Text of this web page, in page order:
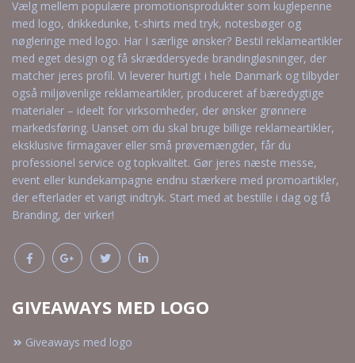
Vælg mellem populære promotionsprodukter som kuglepenne
med logo, drikkedunke, t-shirts med tryk, notesbøger og
nøgleringe med logo. Har I særlige ønsker? Bestil reklameartikler
med eget design og få skræddersyede brandingløsninger, der
matcher jeres profil. Vi leverer hurtigt i hele Danmark og tilbyder
også miljøvenlige reklameartikler, produceret af bæredygtige
materialer – ideelt for virksomheder, der ønsker grønnere
markedsføring. Uanset om du skal bruge billige reklameartikler,
eksklusive firmagaver eller små prøvemængder, får du
professionel service og topkvalitet. Gør jeres næste messe,
event eller kundekampagne endnu stærkere med promoartikler,
der efterlader et varigt indtryk. Start med at bestille i dag og få
Branding, der virker!
GIVEAWAYS MED LOGO
Giveaways med logo